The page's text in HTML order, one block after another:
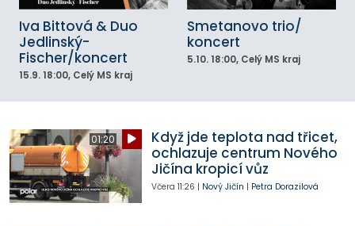
Iva Bittová & Duo
Jedlinský-
Fischer/koncert
15.9. 18:00, Celý MS kraj
Smetanovo trio/
koncert
5.10. 18:00, Celý MS kraj
01:20
Když jde teplota nad třicet,
ochlazuje centrum Nového
Jičína kropicí vůz
Včera 11:26 | Nový Jičín | Petra Dorazilová